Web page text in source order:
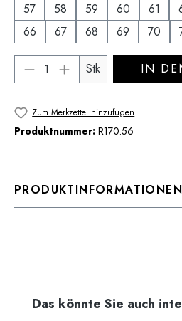
57
58 59 60 61
66
67 68 69 70
Produkt Anzahl: Gib
Stk IN
Zum Merkzettel hinzufügen
Produktnummer: R170.56
PRODUKTINFORMATIONEN
Produktgalerie überspringen
Das könnte Sie auch